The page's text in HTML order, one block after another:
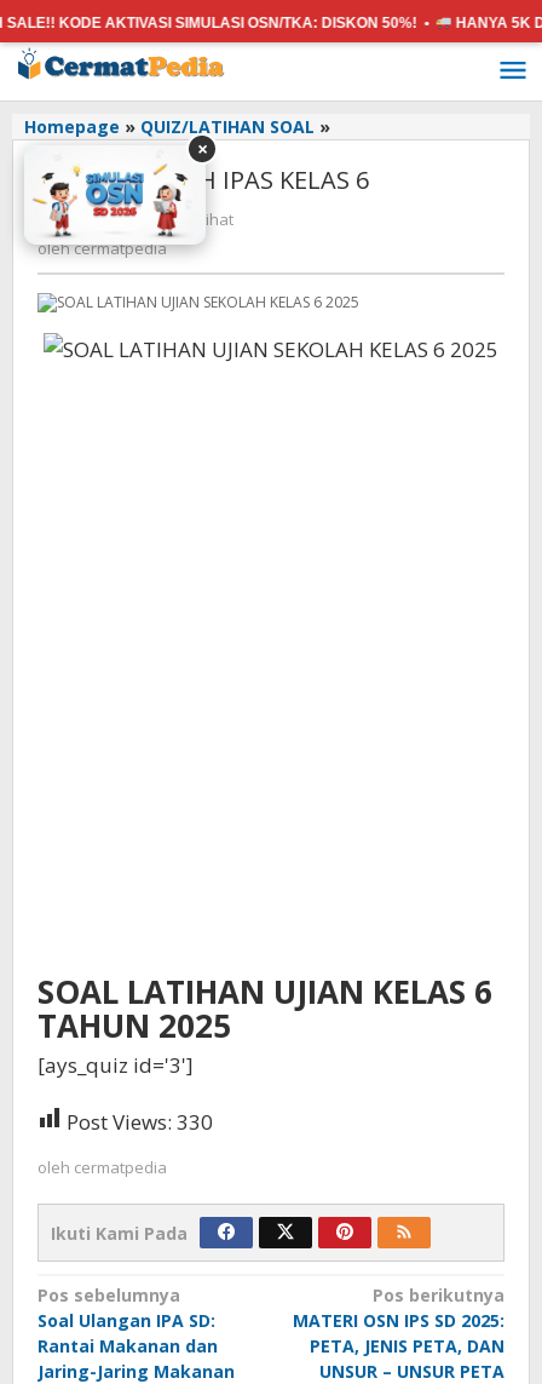
Lewati
ke
konten
KODE AKTIVASI SIMULASI OSN/TKA:DISKON 50%! • HANYA 5K
Homepage » QUIZ/LATIHAN SOAL »UJIAN
IPAS
UJIAN SEKOLAH IPAS KELAS 6
15 April 2025
oleh
cermatpedia
330 Dilihat
olehcermatpedia
SOAL LATIHAN UJIAN KELAS 6
TAHUN 2025
[ays_quiz id='3']
Post Views: 330
oleh cermatpedia
Ikuti Kami Pada
Navigasi
pos
Pos sebelumnya
Soal Ulangan IPA SD:
Rantai Makanan dan
Jaring-Jaring Makanan
Pos berikutnya
MATERI OSN IPS SD 2025:
PETA, JENIS PETA, DAN
UNSUR – UNSUR PETA
×